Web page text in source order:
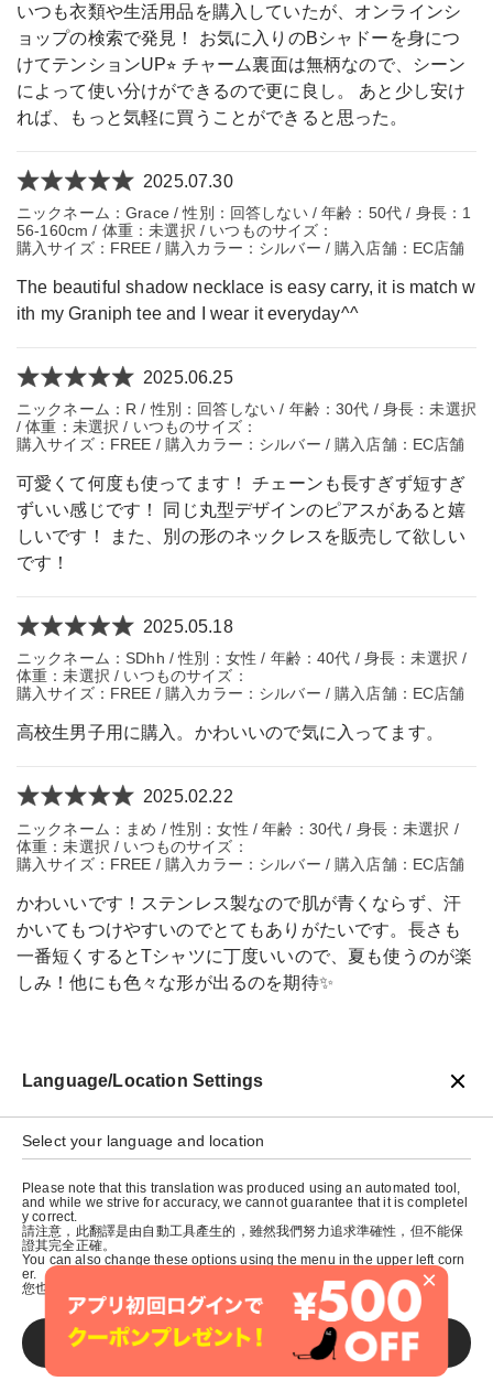
いつも衣類や生活用品を購入していたが、オンラインシ
ョップの検索で発見！ お気に入りのBシャドーを身につ
けてテンションUP⭐︎ チャーム裏面は無柄なので、シーン
によって使い分けができるので更に良し。 あと少し安け
れば、もっと気軽に買うことができると思った。
2025.07.30
ニックネーム：Grace / 性別：回答しない / 年齢：50代 / 身長：1
56-160cm / 体重：未選択 / いつものサイズ：
購入サイズ：FREE / 購入カラー：シルバー / 購入店舗：EC店舗
The beautiful shadow necklace is easy carry, it is match w
ith my Graniph tee and I wear it everyday^^
2025.06.25
ニックネーム：R / 性別：回答しない / 年齢：30代 / 身長：未選択
/ 体重：未選択 / いつものサイズ：
購入サイズ：FREE / 購入カラー：シルバー / 購入店舗：EC店舗
可愛くて何度も使ってます！ チェーンも長すぎず短すぎ
ずいい感じです！ 同じ丸型デザインのピアスがあると嬉
しいです！ また、別の形のネックレスを販売して欲しい
です！
2025.05.18
ニックネーム：SDhh / 性別：女性 / 年齢：40代 / 身長：未選択 /
体重：未選択 / いつものサイズ：
購入サイズ：FREE / 購入カラー：シルバー / 購入店舗：EC店舗
高校生男子用に購入。かわいいので気に入ってます。
2025.02.22
ニックネーム：まめ / 性別：女性 / 年齢：30代 / 身長：未選択 /
体重：未選択 / いつものサイズ：
購入サイズ：FREE / 購入カラー：シルバー / 購入店舗：EC店舗
かわいいです！ステンレス製なので肌が青くならず、汗
かいてもつけやすいのでとてもありがたいです。長さも
一番短くするとTシャツに丁度いいので、夏も使うのが楽
しみ！他にも色々な形が出るのを期待✨
×
Language/Location Settings
Select your language and location
Please note that this translation was produced using an automated tool,
and while we strive for accuracy, we cannot guarantee that it is completel
y correct.
請注意，此翻譯是由自動工具產生的，雖然我們努力追求準確性，但不能保
證其完全正確。
You can also change these options using the menu in the upper left corn
er.
您也可以使用左上角的選單來更改這些選項。
SAVE